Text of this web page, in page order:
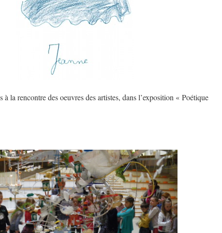
à la rencontre des oeuvres des artistes, dans l’exposition « Poétique